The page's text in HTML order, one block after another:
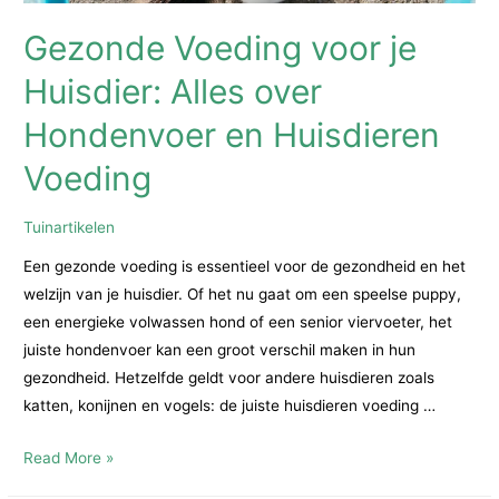
Gezonde Voeding voor je
Huisdier: Alles over
Hondenvoer en Huisdieren
Voeding
Tuinartikelen
Een gezonde voeding is essentieel voor de gezondheid en het
welzijn van je huisdier. Of het nu gaat om een speelse puppy,
een energieke volwassen hond of een senior viervoeter, het
juiste hondenvoer kan een groot verschil maken in hun
gezondheid. Hetzelfde geldt voor andere huisdieren zoals
katten, konijnen en vogels: de juiste huisdieren voeding …
Gezonde
Read More »